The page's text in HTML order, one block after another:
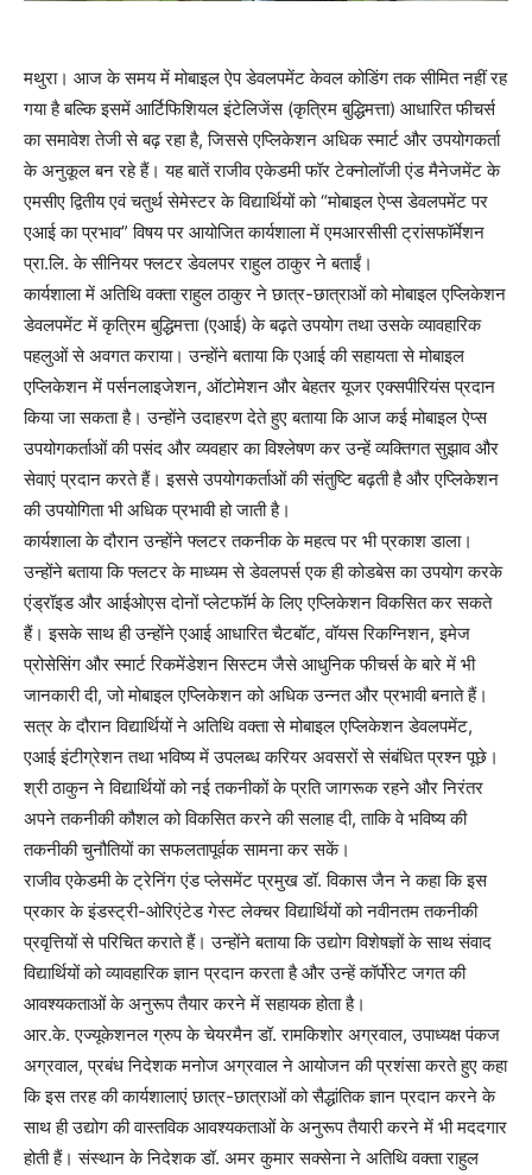
मथुरा। आज के समय में मोबाइल ऐप डेवलपमेंट केवल कोडिंग तक सीमित नहीं रह
गया है बल्कि इसमें आर्टिफिशियल इंटेलिजेंस (कृत्रिम बुद्धिमत्ता) आधारित फीचर्स
का समावेश तेजी से बढ़ रहा है, जिससे एप्लिकेशन अधिक स्मार्ट और उपयोगकर्ता
के अनुकूल बन रहे हैं। यह बातें राजीव एकेडमी फॉर टेक्नोलॉजी एंड मैनेजमेंट के
एमसीए द्वितीय एवं चतुर्थ सेमेस्टर के विद्यार्थियों को “मोबाइल ऐप्स डेवलपमेंट पर
एआई का प्रभाव” विषय पर आयोजित कार्यशाला में एमआरसीसी ट्रांसफॉर्मेशन
प्रा.लि. के सीनियर फ्लटर डेवलपर राहुल ठाकुर ने बताईं।
कार्यशाला में अतिथि वक्ता राहुल ठाकुर ने छात्र-छात्राओं को मोबाइल एप्लिकेशन
डेवलपमेंट में कृत्रिम बुद्धिमत्ता (एआई) के बढ़ते उपयोग तथा उसके व्यावहारिक
पहलुओं से अवगत कराया। उन्होंने बताया कि एआई की सहायता से मोबाइल
एप्लिकेशन में पर्सनलाइजेशन, ऑटोमेशन और बेहतर यूजर एक्सपीरियंस प्रदान
किया जा सकता है। उन्होंने उदाहरण देते हुए बताया कि आज कई मोबाइल ऐप्स
उपयोगकर्ताओं की पसंद और व्यवहार का विश्लेषण कर उन्हें व्यक्तिगत सुझाव और
सेवाएं प्रदान करते हैं। इससे उपयोगकर्ताओं की संतुष्टि बढ़ती है और एप्लिकेशन
की उपयोगिता भी अधिक प्रभावी हो जाती है।
कार्यशाला के दौरान उन्होंने फ्लटर तकनीक के महत्व पर भी प्रकाश डाला।
उन्होंने बताया कि फ्लटर के माध्यम से डेवलपर्स एक ही कोडबेस का उपयोग करके
एंड्रॉइड और आईओएस दोनों प्लेटफॉर्म के लिए एप्लिकेशन विकसित कर सकते
हैं। इसके साथ ही उन्होंने एआई आधारित चैटबॉट, वॉयस रिकग्निशन, इमेज
प्रोसेसिंग और स्मार्ट रिकमेंडेशन सिस्टम जैसे आधुनिक फीचर्स के बारे में भी
जानकारी दी, जो मोबाइल एप्लिकेशन को अधिक उन्नत और प्रभावी बनाते हैं।
सत्र के दौरान विद्यार्थियों ने अतिथि वक्ता से मोबाइल एप्लिकेशन डेवलपमेंट,
एआई इंटीग्रेशन तथा भविष्य में उपलब्ध करियर अवसरों से संबंधित प्रश्न पूछे।
श्री ठाकुन ने विद्यार्थियों को नई तकनीकों के प्रति जागरूक रहने और निरंतर
अपने तकनीकी कौशल को विकसित करने की सलाह दी, ताकि वे भविष्य की
तकनीकी चुनौतियों का सफलतापूर्वक सामना कर सकें।
राजीव एकेडमी के ट्रेनिंग एंड प्लेसमेंट प्रमुख डॉ. विकास जैन ने कहा कि इस
प्रकार के इंडस्ट्री-ओरिएंटेड गेस्ट लेक्चर विद्यार्थियों को नवीनतम तकनीकी
प्रवृत्तियों से परिचित कराते हैं। उन्होंने बताया कि उद्योग विशेषज्ञों के साथ संवाद
विद्यार्थियों को व्यावहारिक ज्ञान प्रदान करता है और उन्हें कॉर्पोरेट जगत की
आवश्यकताओं के अनुरूप तैयार करने में सहायक होता है।
आर.के. एज्यूकेशनल ग्रुप के चेयरमैन डॉ. रामकिशोर अग्रवाल, उपाध्यक्ष पंकज
अग्रवाल, प्रबंध निदेशक मनोज अग्रवाल ने आयोजन की प्रशंसा करते हुए कहा
कि इस तरह की कार्यशालाएं छात्र-छात्राओं को सैद्धांतिक ज्ञान प्रदान करने के
साथ ही उद्योग की वास्तविक आवश्यकताओं के अनुरूप तैयारी करने में भी मददगार
होती हैं। संस्थान के निदेशक डॉ. अमर कुमार सक्सेना ने अतिथि वक्ता राहुल